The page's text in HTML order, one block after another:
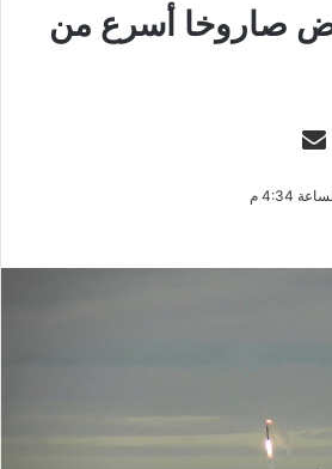
صاروخا أسرع من
ت
ب
ل
س
ر